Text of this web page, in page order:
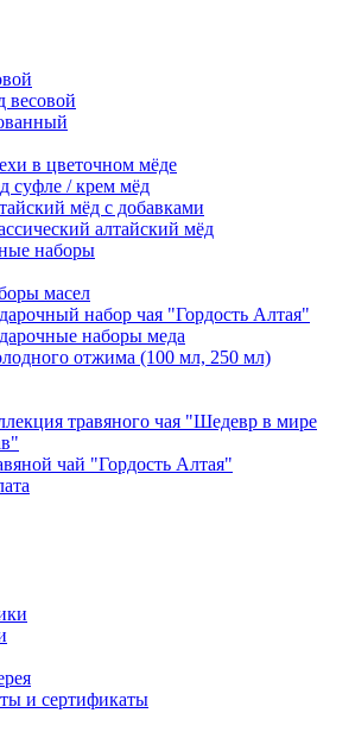
весовой
в цветочном мёде
суфле / крем мёд
мёд с добавками
алтайский мёд
наборы
масел
набор чая "Гордость Алтая"
наборы меда
отжима (100 мл, 250 мл)
травяного чая "Шедевр в мире
чай "Гордость Алтая"
и сертификаты